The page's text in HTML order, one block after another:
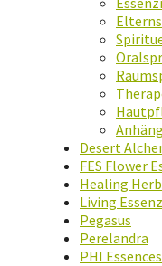
Desert
FES Flower
Healing
Living
Pegasus
Perelandra
PHI Essences